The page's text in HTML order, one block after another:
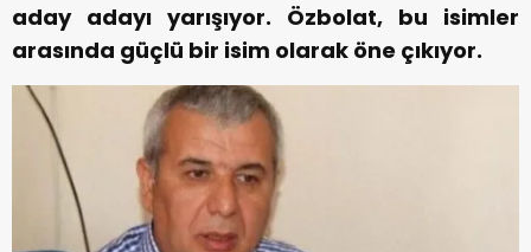
aday adayı yarışıyor. Özbolat, bu isimler
arasında güçlü bir isim olarak öne çıkıyor.